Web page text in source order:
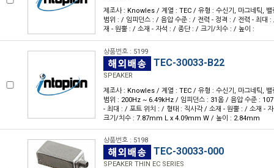
제조사 : Knowles / 계열 : TEC / 유형 : 수신기, 마그네틱, 밸
범위 : / 임피던스 : / 음압 수준 : / 전력 - 정격 : / 전력 - 최대
재 - 원뿔 : / 소재 - 자석 : / 종단 : / 크기/치수 : / 높이 :
상품번호 : 5199
TEC-30033-B22
SPEAKER
제조사 : Knowles / 계열 : TEC / 유형 : 수신기, 마그네틱, 밸
범위 : 200Hz ~ 6.49kHz / 임피던스 : 31옴 / 음압 수준 :
- 최대 : / 포트 위치 : / 형태 : 직사각 / 소재 - 원뿔 : / 소재 -
크기/치수 : 7.87mm L x 4.09mm W / 높이 : 2.84mm
상품번호 : 5198
TEC-30033-000
SPEAKER THIN EC SERIES